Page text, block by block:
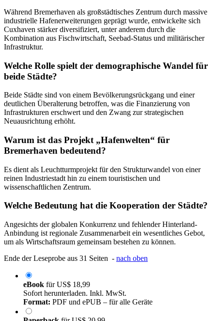
Während Bremerhaven als großstädtisches Zentrum durch massive
industrielle Hafenerweiterungen geprägt wurde, entwickelte sich
Cuxhaven stärker diversifiziert, unter anderem durch die
Kombination aus Fischwirtschaft, Seebad-Status und militärischer
Infrastruktur.
Welche Rolle spielt der demographische Wandel für
beide Städte?
Beide Städte sind von einem Bevölkerungsrückgang und einer
deutlichen Überalterung betroffen, was die Finanzierung von
Infrastrukturen erschwert und den Zwang zur strategischen
Neuausrichtung erhöht.
Warum ist das Projekt „Hafenwelten“ für
Bremerhaven bedeutend?
Es dient als Leuchtturmprojekt für den Strukturwandel von einer
reinen Industriestadt hin zu einem touristischen und
wissenschaftlichen Zentrum.
Welche Bedeutung hat die Kooperation der Städte?
Angesichts der globalen Konkurrenz und fehlender Hinterland-
Anbindung ist regionale Zusammenarbeit ein wesentliches Gebot,
um als Wirtschaftsraum gemeinsam bestehen zu können.
Ende der Leseprobe aus 31 Seiten - nach oben
eBook fürUS$ 18,99
Sofort herunterladen. Inkl. MwSt.
Format: PDF und ePUB – für alle Geräte